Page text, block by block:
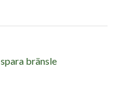
bränsle